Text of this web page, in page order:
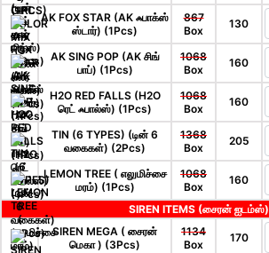
AK FOX STAR (AK ஃபாக்ஸ்
ஸ்டார்) (1Pcs)
867
Box
130
AK SING POP (AK சிங்
பாப்) (1Pcs)
1068
Box
160
H2O RED FALLS (H2O
ரெட் ஃபால்ஸ்) (1Pcs)
1068
Box
160
TIN (6 TYPES) (டின் 6
வகைகள்) (2Pcs)
1368
Box
205
LEMON TREE ( எலுமிச்சை
மரம்) (1Pcs)
1068
Box
160
SIREN ITEMS (சைரன் ஐடம்ஸ்)
SIREN MEGA ( சைரன்
மெகா ) (3Pcs)
1134
Box
170